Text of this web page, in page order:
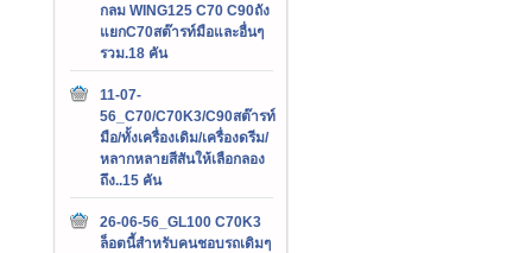
กลม WING125 C70 C90ถัง
แยกC70สต๊ารท์มือและอื่นๆ
รวม.18 คัน
11-07-
56_C70/C70K3/C90สต๊ารท์
มือ/ทั้งเครื่องเดิม/เครื่องดรีม/
หลากหลายสีสันให้เลือกลอง
ถึง..15 คัน
26-06-56_GL100 C70K3
ล็อตนี้สำหรับคนชอบรถเดิมๆ